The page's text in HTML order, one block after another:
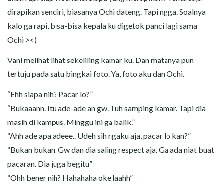
dirapikan sendiri, biasanya Ochi dateng. Tapi ngga. Soalnya
kalo ga rapi, bisa-bisa kepala ku digetok panci lagi sama
Ochi ><)
Vani melihat lihat sekeliling kamar ku. Dan matanya pun
tertuju pada satu bingkai foto. Ya, foto aku dan Ochi.
“Ehh siapa nih? Pacar lo?”
“Bukaaann. Itu ade-ade an gw. Tuh samping kamar. Tapi dia
masih di kampus. Minggu ini ga balik.”
“Ahh ade apa adeee.. Udeh sih ngaku aja, pacar lo kan?”
“Bukan bukan. Gw dan dia saling respect aja. Ga ada niat buat
pacaran. Dia juga begitu”
“Ohh bener nih? Hahahaha oke laahh”